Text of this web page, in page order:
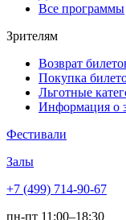
Все программы
Зрителям
Возврат
Покупка
Льготные
Информация о
Фестивали
Залы
+7 (499) 714-90-67
пн-пт 11:00–18:30